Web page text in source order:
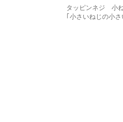
タッピンネジ 小
｢小さいねじの小